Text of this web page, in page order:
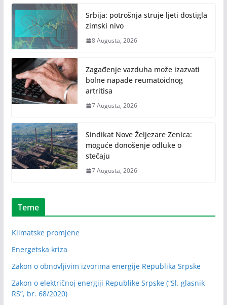
Srbija: potrošnja struje ljeti dostigla
zimski nivo
8 Augusta, 2026
Zagađenje vazduha može izazvati
bolne napade reumatoidnog
artritisa
7 Augusta, 2026
Sindikat Nove Željezare Zenica:
moguće donošenje odluke o
stečaju
7 Augusta, 2026
Teme
Klimatske promjene
Energetska kriza
Zakon o obnovljivim izvorima energije Republika Srpske
Zakon o električnoj energiji Republike Srpske (“Sl. glasnik
RS”, br. 68/2020)